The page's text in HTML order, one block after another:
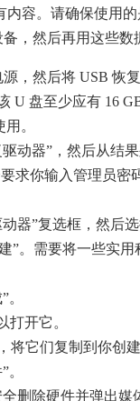
容。请确保使用
，然后再用这些数
，然后将 USB 恢
U 盘至少应有 16
。
动器”，然后从结
求你输入管理员密
器”复选框，然后选
”。需要将一些实用
打开它。
将它们复制到你创
删除硬件并弹出媒